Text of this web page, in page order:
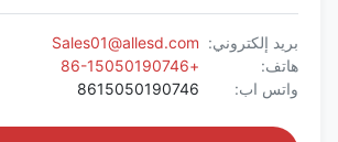
بريد إلكتروني: Sales01@allesd.com
هاتف:
+86-15050190746
واتس اب:
8615050190746